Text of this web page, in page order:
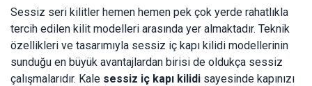
Sessiz seri kilitler hemen hemen pek çok yerde rahatlıkla
tercih edilen kilit modelleri arasında yer almaktadır. Teknik
özellikleri ve tasarımıyla sessiz iç kapı kilidi modellerinin
sunduğu en büyük avantajlardan birisi de oldukça sessiz
çalışmalarıdır. Kale sessiz iç kapı kilidi sayesinde kapınızı